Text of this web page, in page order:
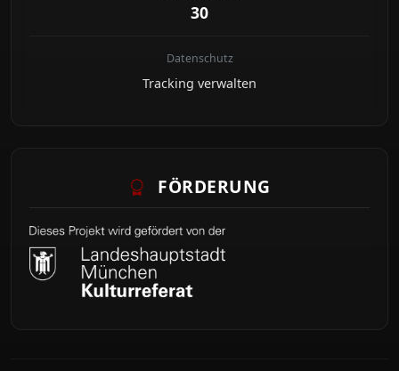
30
Datenschutz
Tracking verwalten
FÖRDERUNG